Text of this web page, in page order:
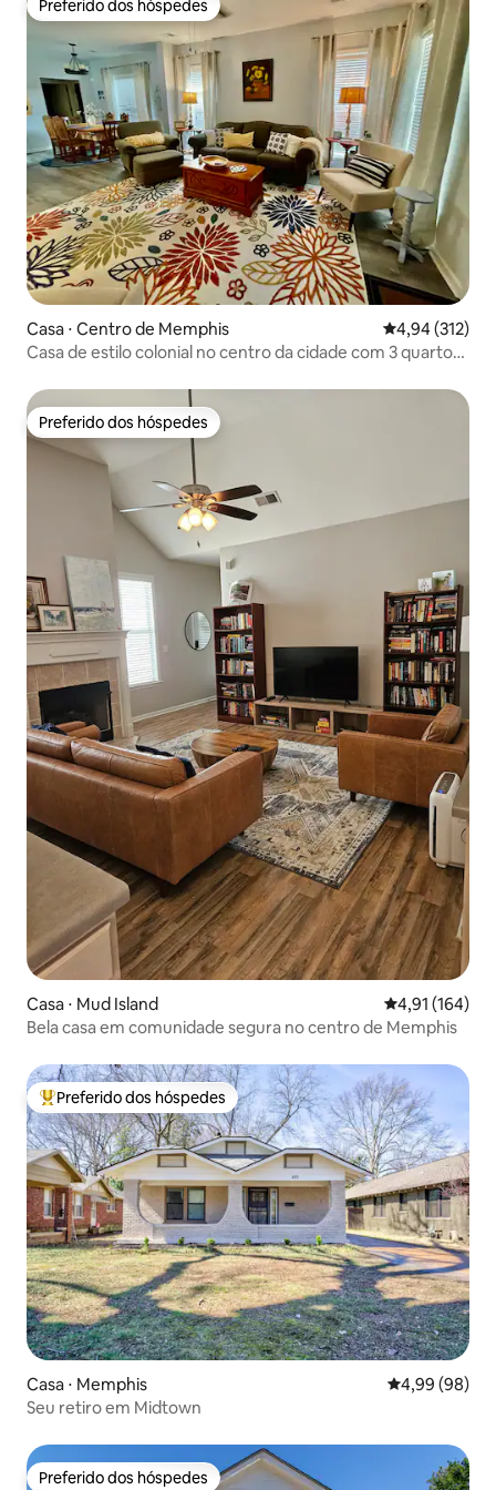
Preferido dos hóspedes
Preferido dos hóspedes
Casa ⋅ Centro de Memphis 4,94 de uma
4,94 (312)
Casa de estilo colonial no centro da cidade com 3 quartos
Preferido dos hóspedes
Preferido dos hóspedes
Casa ⋅ Mud Island 4,91 de uma
4,91 (164)
Bela casa em comunidade segura no centro de Memphis
Entre os melhores preferidos dos hóspedes
Preferido dos hóspedes
Casa ⋅ Memphis 4,99 de uma
4,99 (98)
Seu retiro em Midtown
Preferido dos hóspedes